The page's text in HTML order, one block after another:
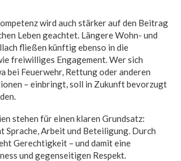
wird auch stärker auf den Beitrag
Leben geachtet. Längere Wohn- und
fließen künftig ebenso in die
freiwilliges Engagement. Wer sich
bei Feuerwehr, Rettung oder anderen
– einbringt, soll in Zukunft bevorzugt
stehen für einen klaren Grundsatz:
Sprache, Arbeit und Beteiligung. Durch
Gerechtigkeit – und damit eine
und gegenseitigen Respekt.